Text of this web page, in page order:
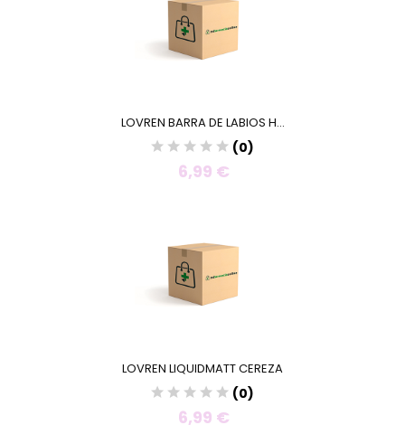
LOVREN BARRA DE LABIOS H...
(0)
6,99 €
LOVREN LIQUIDMATT CEREZA
(0)
6,99 €